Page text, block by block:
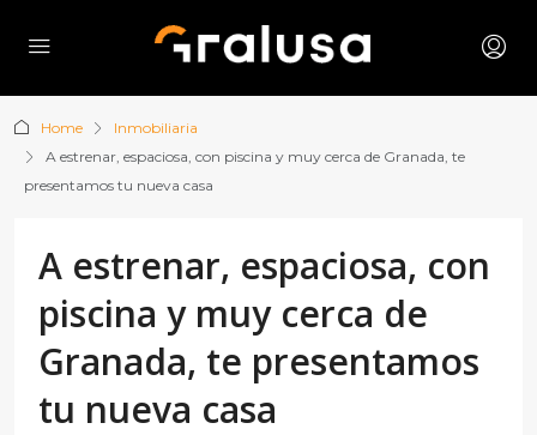
Home
Inmobiliaria
A estrenar, espaciosa, con piscina y muy cerca de Granada, te
presentamos tu nueva casa
A estrenar, espaciosa, con
piscina y muy cerca de
Granada, te presentamos
tu nueva casa